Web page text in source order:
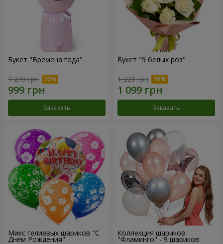
Букет "Времена года"
1 249 грн
Заказать
Букет "9 белых роз"
1 221 грн
Заказать
Микс гелиевых шариков "C
Днем Рождения"
Коллекция шариков
"Фламинго" - 9 шариков